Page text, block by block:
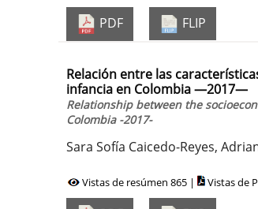
PDF FLIP
Relación entre las
infancia en Colombia —2017—
Relationship between the
Colombia -2017-
Sara Sofía Caicedo-Reyes,
Vistas de resúmen 865 | Vistas de